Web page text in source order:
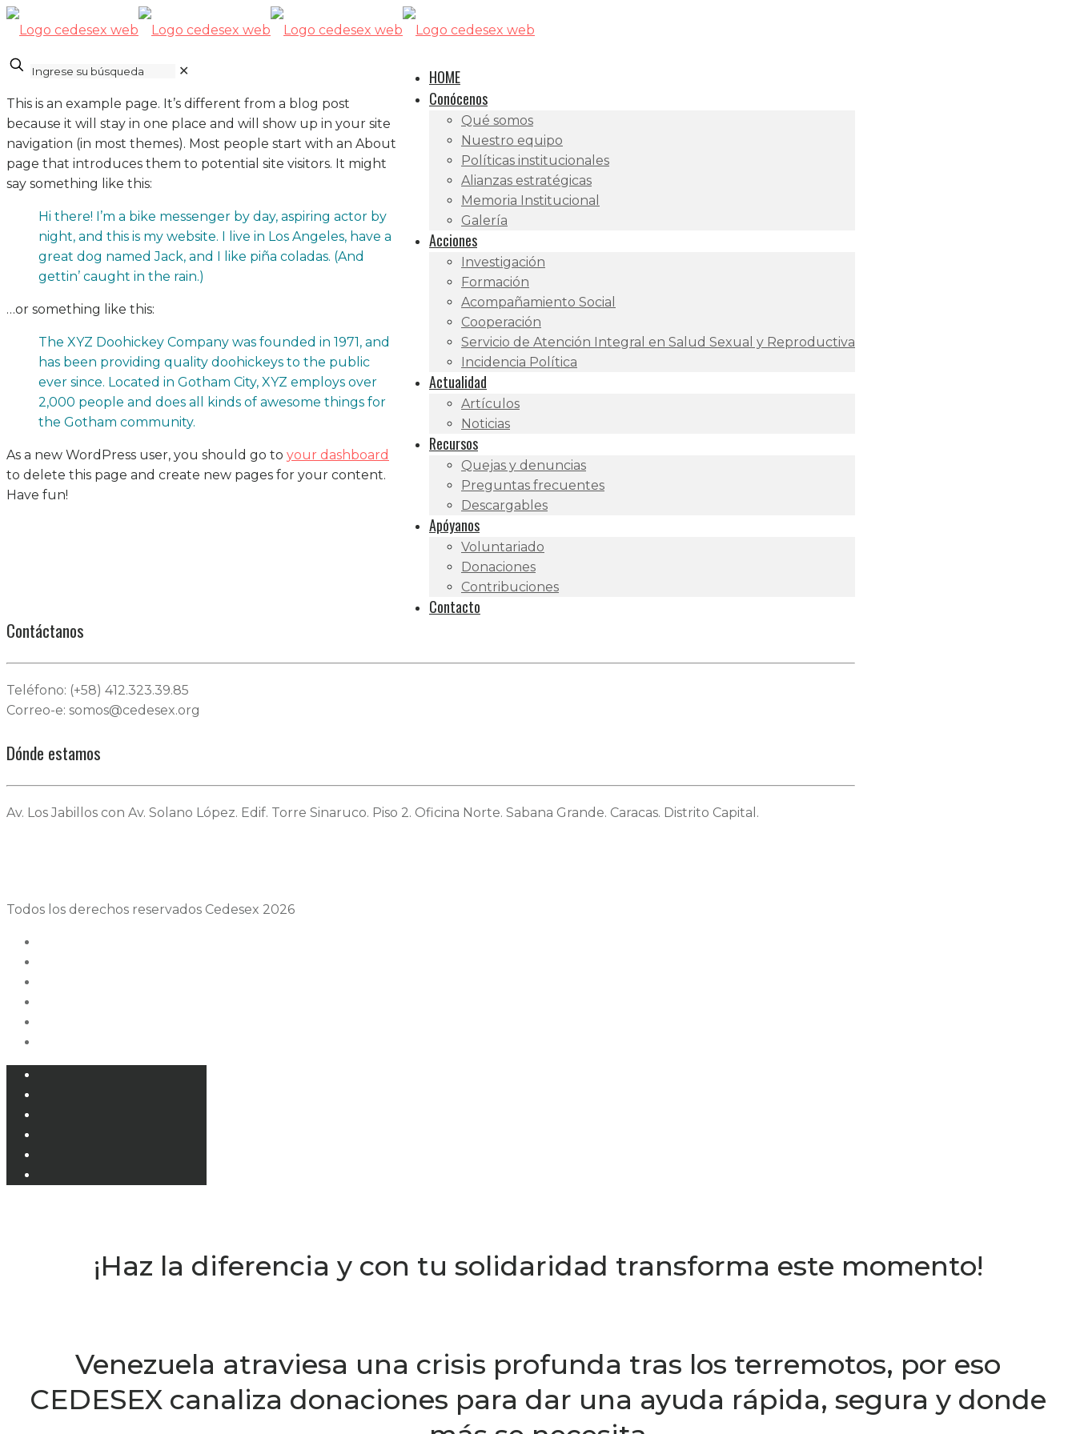
HOME
Conócenos
Qué somos
Nuestro equipo
Políticas institucionales
Alianzas estratégicas
Memoria Institucional
Galería
Acciones
Investigación
Formación
Acompañamiento Social
Cooperación
Servicio de Atención Integral en Salud Sexual y Reproductiva
Incidencia Política
Actualidad
Artículos
Noticias
Recursos
Quejas y denuncias
Preguntas frecuentes
Descargables
Apóyanos
Voluntariado
Donaciones
Contribuciones
Contacto
✕
This is an example page. It’s different from a blog post
because it will stay in one place and will show up in your site
navigation (in most themes). Most people start with an About
page that introduces them to potential site visitors. It might
say something like this:
Hi there! I’m a bike messenger by day, aspiring actor by
night, and this is my website. I live in Los Angeles, have a
great dog named Jack, and I like piña coladas. (And
gettin’ caught in the rain.)
…or something like this:
The XYZ Doohickey Company was founded in 1971, and
has been providing quality doohickeys to the public
ever since. Located in Gotham City, XYZ employs over
2,000 people and does all kinds of awesome things for
the Gotham community.
As a new WordPress user, you should go to your dashboard
to delete this page and create new pages for your content.
Have fun!
Contáctanos
Teléfono: (+58) 412.323.39.85
Correo-e: somos@cedesex.org
Dónde estamos
Av. Los Jabillos con Av. Solano López. Edif. Torre Sinaruco. Piso 2. Oficina Norte. Sabana Grande. Caracas. Distrito Capital.
Todos los derechos reservados Cedesex 2026
¡Haz la diferencia y con tu solidaridad transforma este momento!
Venezuela atraviesa una crisis profunda tras los terremotos, por eso
CEDESEX canaliza donaciones para dar una ayuda rápida, segura y donde